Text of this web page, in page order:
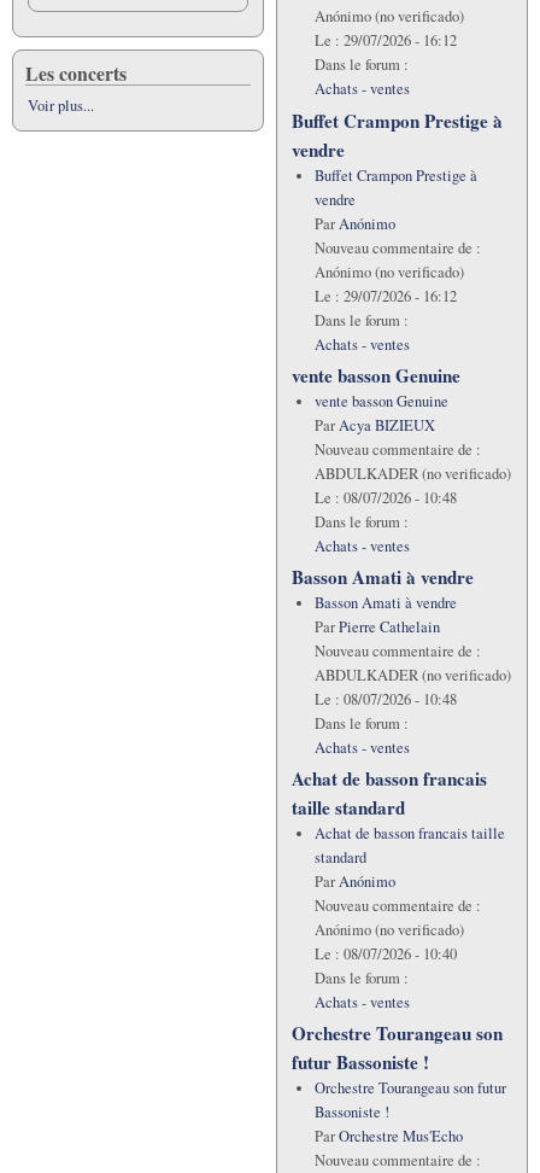
Les concerts
Voir plus...
Anónimo (no verificado)
Le : 29/07/2026 - 16:12
Dans le forum :
Achats - ventes
Buffet Crampon Prestige à
vendre
Buffet Crampon Prestige à
vendre
ParAnónimo
Nouveau commentaire de :
Anónimo (no verificado)
Le : 29/07/2026 - 16:12
Dans le forum :
Achats - ventes
vente basson Genuine
vente basson Genuine
ParAcya BIZIEUX
Nouveau commentaire de :
ABDULKADER (no verificado)
Le : 08/07/2026 - 10:48
Dans le forum :
Achats - ventes
Basson Amati à vendre
Basson Amati à vendre
ParPierre Cathelain
Nouveau commentaire de :
ABDULKADER (no verificado)
Le : 08/07/2026 - 10:48
Dans le forum :
Achats - ventes
Achat de basson francais
taille standard
Achat de basson francais taille
standard
ParAnónimo
Nouveau commentaire de :
Anónimo (no verificado)
Le : 08/07/2026 - 10:40
Dans le forum :
Achats - ventes
Orchestre Tourangeau son
futur Bassoniste !
Orchestre Tourangeau son futur
Bassoniste !
ParOrchestre Mus'Echo
Nouveau commentaire de :